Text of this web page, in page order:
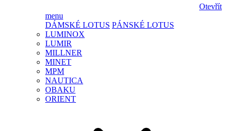
Otevřít
menu
DÁMSKÉ LOTUS PÁNSKÉ LOTUS
LUMINOX
LUMIR
MILLNER
MINET
MPM
NAUTICA
OBAKU
ORIENT